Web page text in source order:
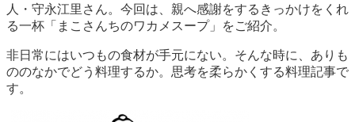
人・守永江里さん。今回は、親へ感謝をするきっかけをくれ
る一杯「まこさんちのワカメスープ」をご紹介。
非日常にはいつもの食材が手元にない。そんな時に、ありも
ののなかでどう料理するか。思考を柔らかくする料理記事で
す。